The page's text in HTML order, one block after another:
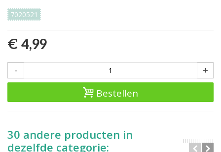
7020521
€ 4,99
- +
Bestellen
30 andere producten in
dezelfde categorie: